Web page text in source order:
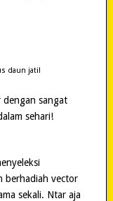
daun jati!
dengan sangat
sehari!
berhadiah vector
sekali. Ntar aja